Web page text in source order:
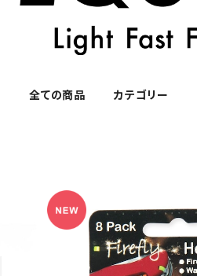
全ての商品 カテゴリー